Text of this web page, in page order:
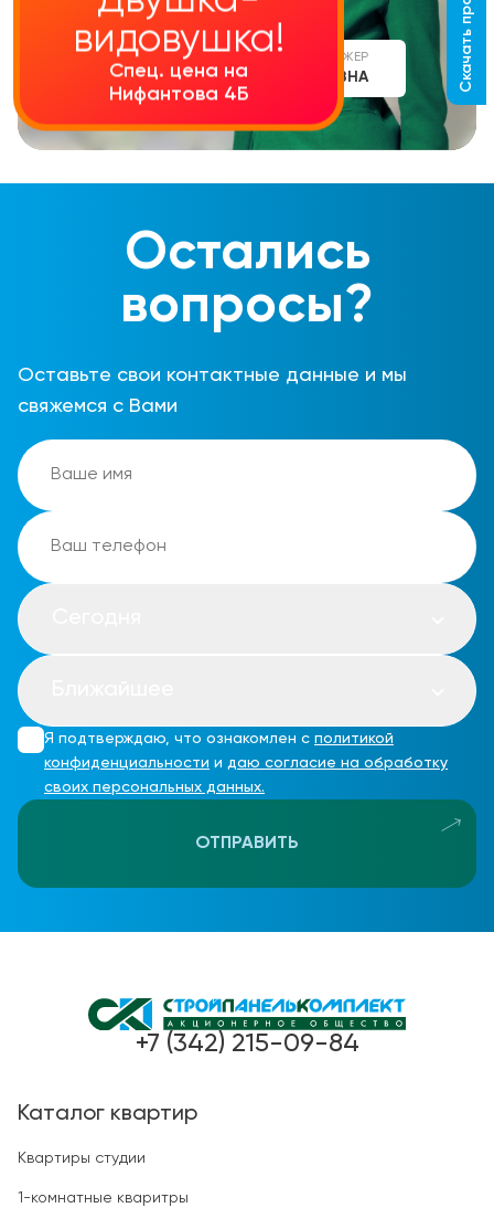
СТАРШИЙ МЕНЕДЖЕР
АЛИНА СЕРГЕЕВНА
Остались
вопросы?
Оставьте свои контактные данные и мы
свяжемся с Вами
Я подтверждаю, что ознакомлен с политикой
конфиденциальности и даю согласие на обработку
своих персональных данных.
ОТПРАВИТЬ
+7 (342) 215-09-84
Каталог квартир
Квартиры студии
1-комнатные кваритры
видовушка!
Спец. цена на
Нифантова 4Б